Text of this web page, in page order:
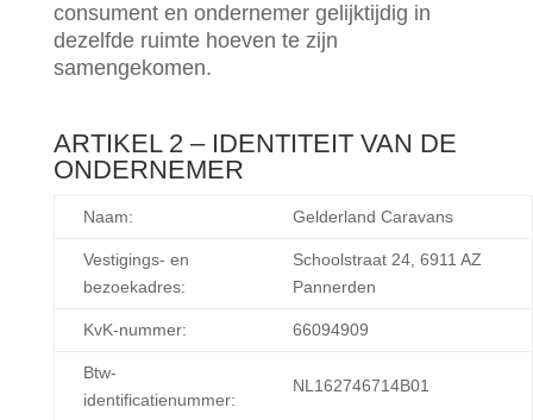
consument en ondernemer gelijktijdig in
dezelfde ruimte hoeven te zijn
samengekomen.
ARTIKEL 2 – IDENTITEIT VAN DE
ONDERNEMER
Naam: Gelderland Caravans
Vestigings- en
bezoekadres:
Schoolstraat 24, 6911 AZ
Pannerden
KvK-nummer: 66094909
Btw-
identificatienummer:
NL162746714B01